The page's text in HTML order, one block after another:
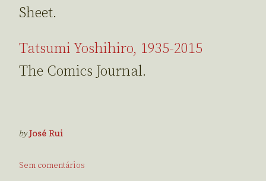
Sheet.
Tatsumi Yoshihiro, 1935-2015
The Comics Journal.
byJosé Rui
Sem comentários